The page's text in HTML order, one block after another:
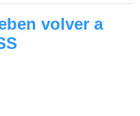
volver a